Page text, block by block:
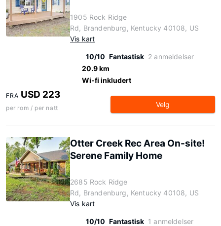
1905 Rock Ridge
Rd, Brandenburg, Kentucky 40108, US
Vis kart
10/10 Fantastisk 2 anmeldelser
20.9 km
Wi-fi inkludert
FRA USD 223
per rom / per natt Velg
Otter Creek Rec Area On-site!
Serene Family Home
2685 Rock Ridge
Rd, Brandenburg, Kentucky 40108, US
Vis kart
10/10 Fantastisk 1 anmeldelser